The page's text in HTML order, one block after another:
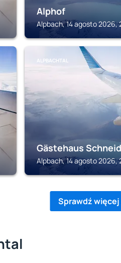
Alphof
Alpbach, 14 agosto 2026,
ALPBACHTAL
Gästehaus
Alpbach, 14 agosto 2026,
Sprawdź